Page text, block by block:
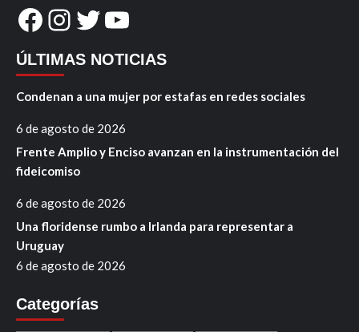
Facebook
Instagram
Twitter
YouTube
ÚLTIMAS NOTICIAS
Condenan a una mujer por estafas en redes sociales
6 de agosto de 2026
Frente Amplio y Enciso avanzan en la instrumentación del
fideicomiso
6 de agosto de 2026
Una floridense rumbo a Irlanda para representar a
Uruguay
6 de agosto de 2026
Categorías